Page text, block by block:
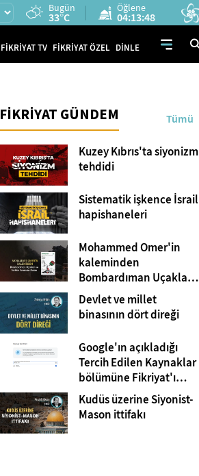
Bugün
33°C
Öğlene
04:13:47
FİKRİYAT TV FİKRİYAT ÖZEL DİNLE
FİKRİYAT GÜNDEM Tümü
Kuzey Kıbrıs'ta siyonizm
tehdidi
Sistematik işkence İsrail
hapishaneleri
Mohammed Omer'in
kaleminden
Bombardıman Uçakları
ve Tanklar Arasında
Gazze
Devlet ve millet
binasının dört direği
Google'ın açıkladığı
Tercih Edilen Kaynaklar
bölümüne Fikriyat'ı
eklemeyi unutmayın!
Kudüs üzerine Siyonist-
Mason ittifakı